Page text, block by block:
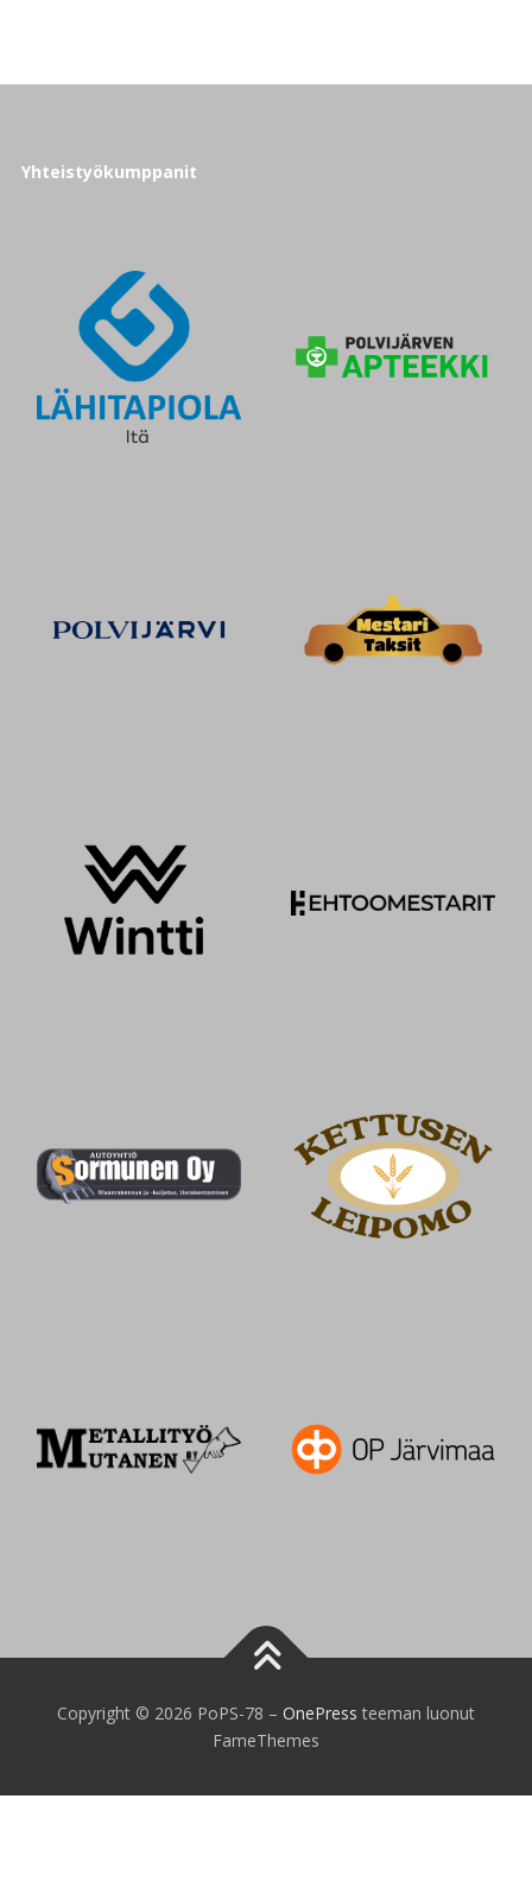
Yhteistyökumppanit
Copyright © 2026 PoPS-78 – OnePress teeman luonut
FameThemes